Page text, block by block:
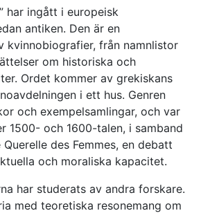
har ingått i europeisk
antiken. Den är en
kvinnobiografier, från namnlistor
om historiska och
Ordet kommer av grekiskans
i ett hus. Genren
och exempelsamlingar, och var
1500- och 1600-talen, i samband
des Femmes, en debatt
och moraliska kapacitet.
har studerats av andra forskare.
med teoretiska resonemang om